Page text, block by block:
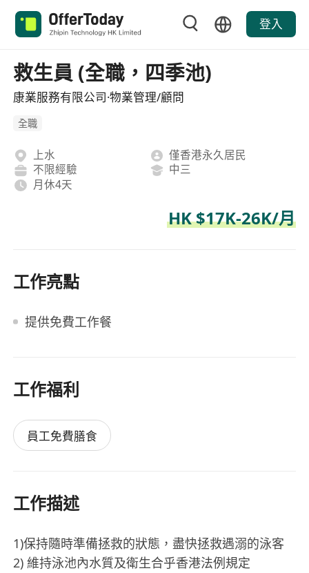
登入
救生員 (全職，四季池)
康業服務有限公司·物業管理/顧問
全職
上水
僅香港永久居民
不限經驗
中三
月休4天
HK $17K-26K/月
工作亮點
提供免費工作餐
工作福利
員工免費膳食
工作描述
1)保持隨時準備拯救的狀態，盡快拯救遇溺的泳客
2) 維持泳池內水質及衛生合乎香港法例規定